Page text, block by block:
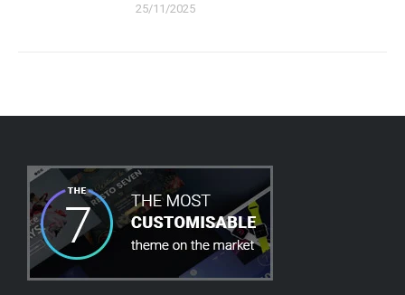
25/11/2025